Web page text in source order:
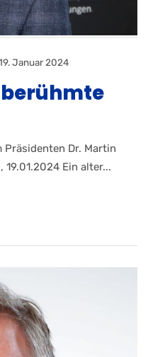
Januar 2024
berühmte
Präsidenten Dr. Martin
Ein alter...